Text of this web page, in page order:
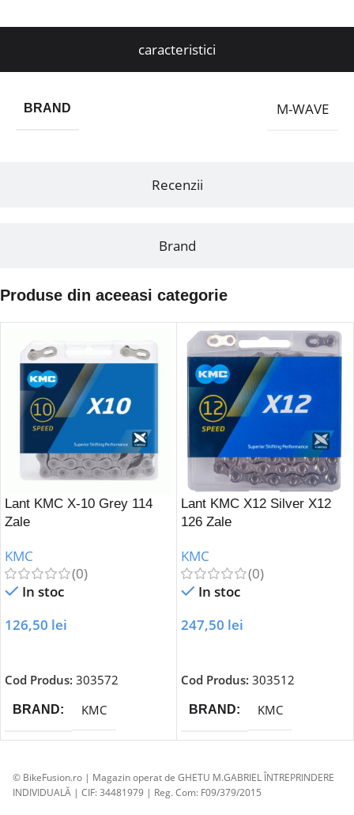
caracteristici
Recenzii
Brand
BRAND M-WAVE
Produse din aceeasi categorie
Lant KMC X-10 Grey 114
Zale
KMC
(0)
In stoc
126,50 lei
Cod Produs: 303572
BRAND KMC
Lant KMC X12 Silver X12
126 Zale
KMC
(0)
In stoc
247,50 lei
Cod Produs: 303512
BRAND KMC
© BikeFusion.ro | Magazin operat de GHETU M.GABRIEL ÎNTREPRINDERE
INDIVIDUALĂ | CIF: 34481979 | Reg. Com: F09/379/2015